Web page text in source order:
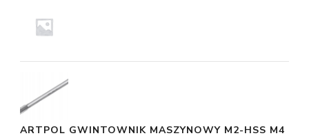
ARTPOL GWINTOWNIK MASZYNOWY M2-HSS M4